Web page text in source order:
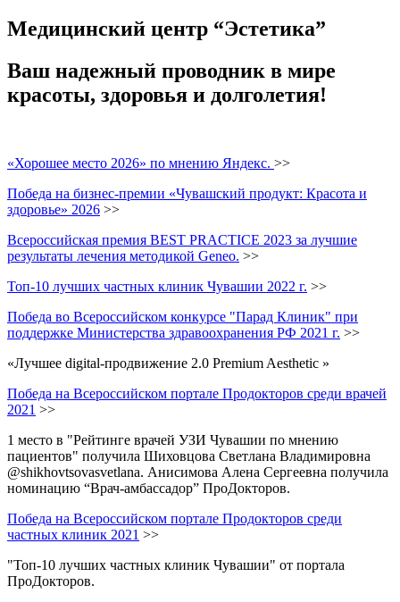
Медицинский центр “Эстетика”
Ваш надежный проводник в мире
красоты, здоровья и долголетия!
«Хорошее место 2026» по мнению Яндекс. >>
Победа на бизнес-премии «Чувашский продукт: Красота и
здоровье» 2026 >>
Всероссийская премия BEST PRACTICE 2023 за лучшие
результаты лечения методикой Geneo. >>
Топ-10 лучших частных клиник Чувашии 2022 г. >>
Победа во Всероссийском конкурсе "Парад Клиник" при
поддержке Министерства здравоохранения РФ 2021 г. >>
«Лучшее digital-продвижение 2.0 Premium Aesthetic »
Победа на Всероссийском портале Продокторов среди врачей
2021 >>
1 место в "Рейтинге врачей УЗИ Чувашии по мнению
пациентов" получила Шиховцова Светлана Владимировна
@shikhovtsovasvetlana. Анисимова Алена Сергеевна получила
номинацию “Врач-амбассадор” ПроДокторов.
Победа на Всероссийском портале Продокторов среди
частных клиник 2021 >>
"Топ-10 лучших частных клиник Чувашии" от портала
ПроДокторов.